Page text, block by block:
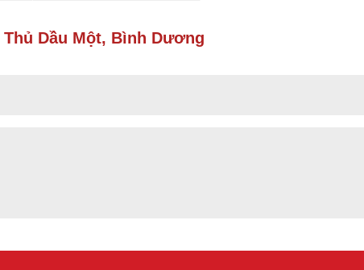
Dầu Một, Bình Dương